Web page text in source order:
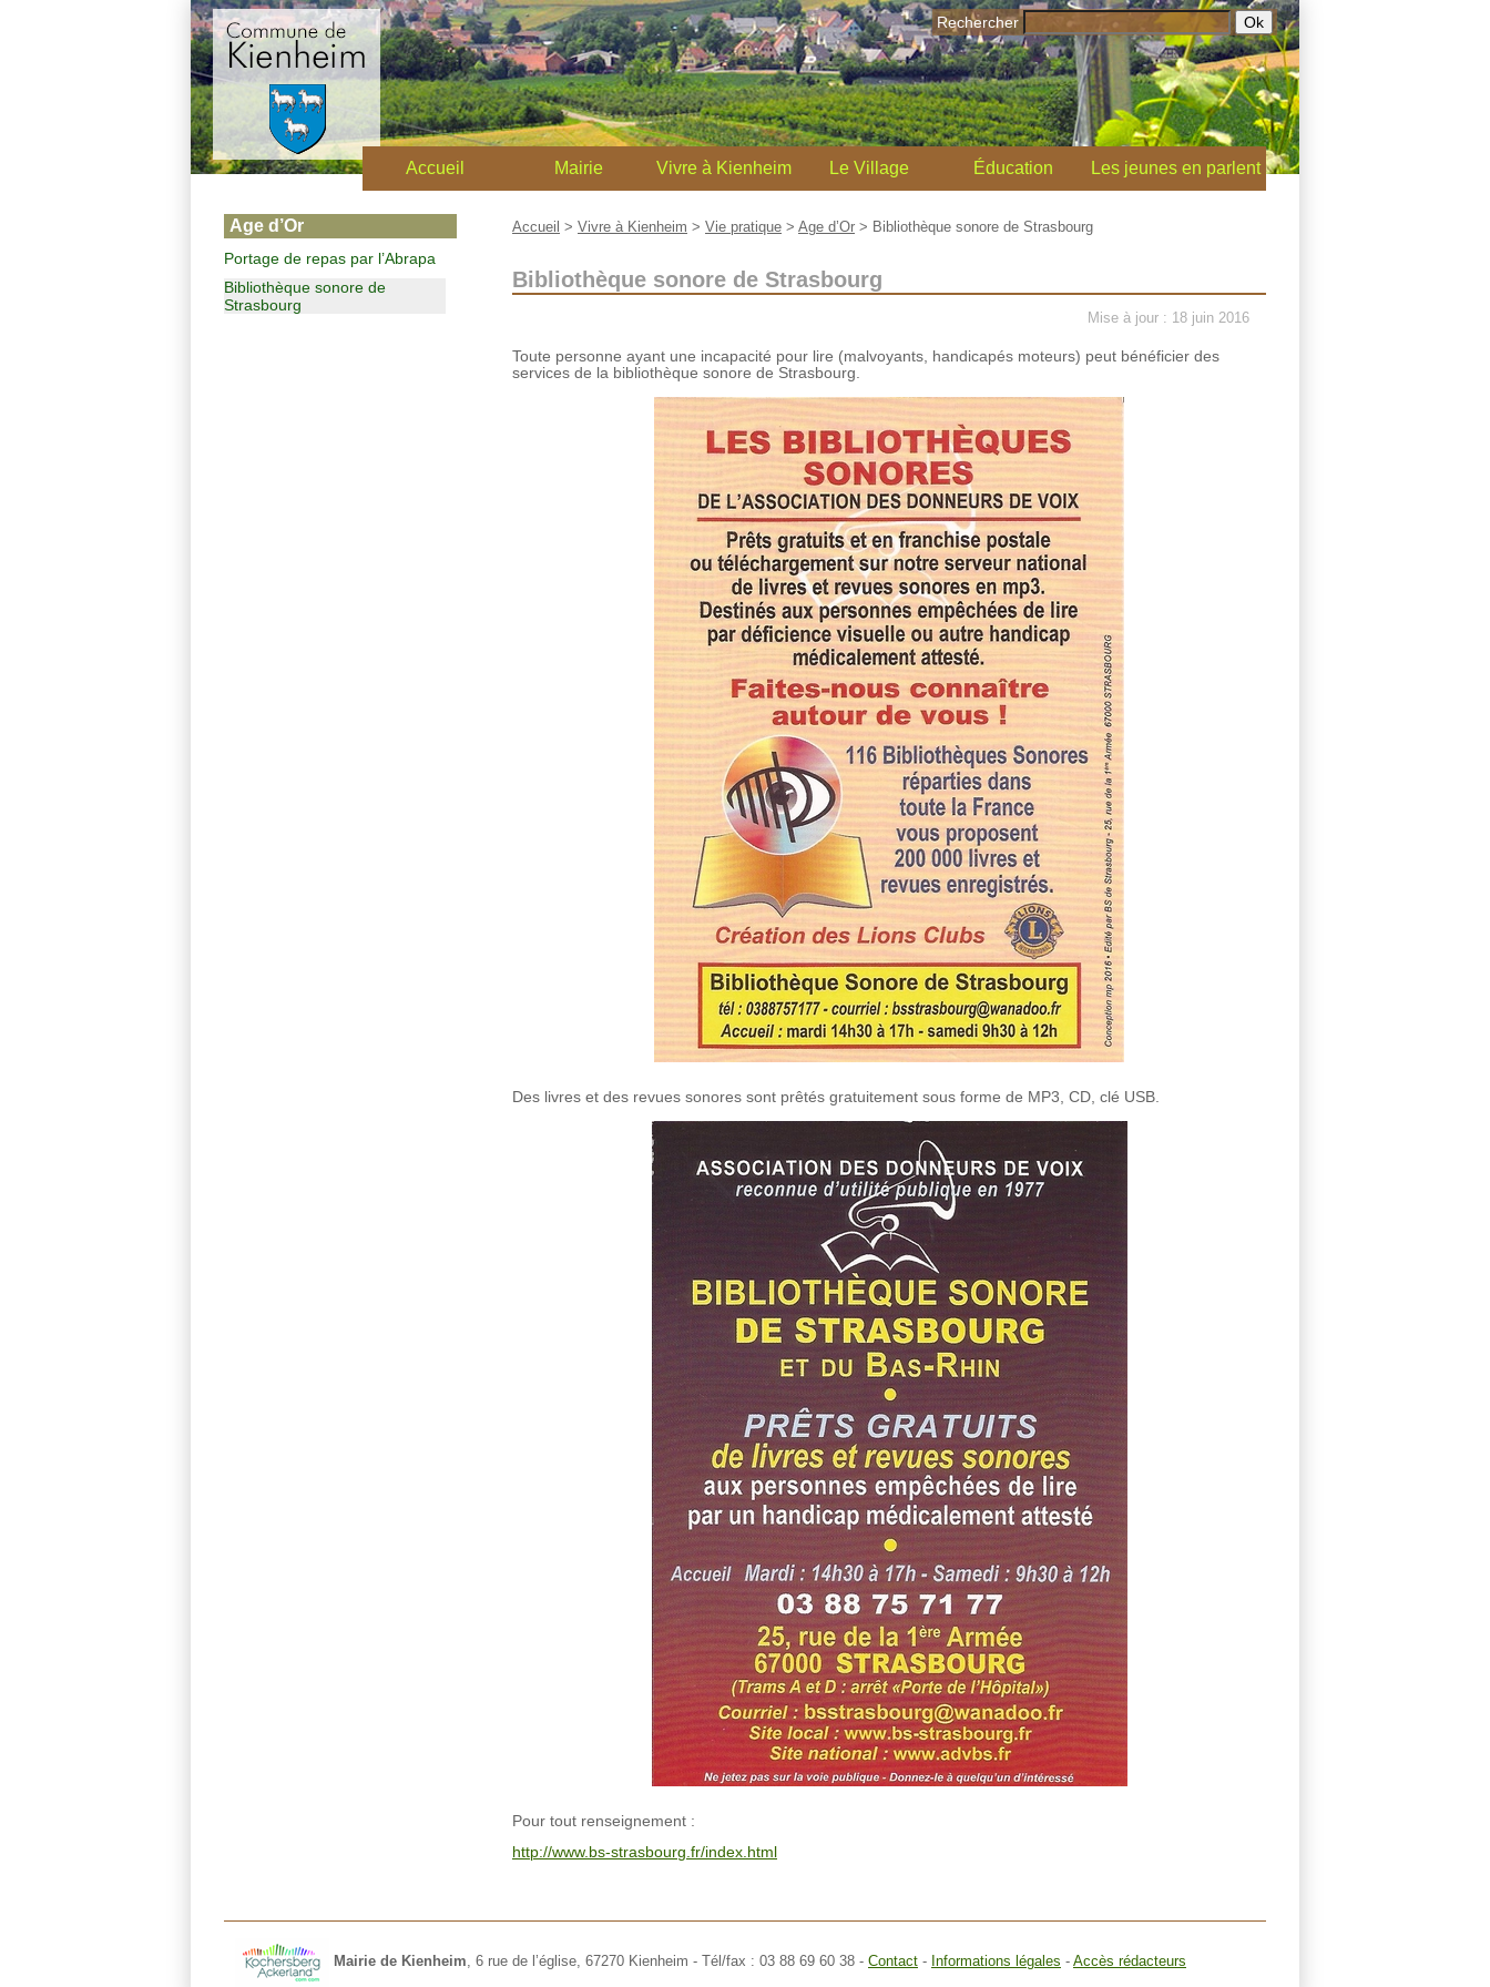
Rechercher
Accueil Mairie Vivre à Kienheim Le Village Éducation Les jeunes en parlent
Age d’Or
Portage de repas par l’Abrapa
Bibliothèque sonore de
Strasbourg
Accueil > Vivre à Kienheim > Vie pratique > Age d’Or > Bibliothèque sonore de Strasbourg
Bibliothèque sonore de Strasbourg
Mise à jour : 18 juin 2016
Toute personne ayant une incapacité pour lire (malvoyants, handicapés moteurs) peut bénéficier des
services de la bibliothèque sonore de Strasbourg.
Des livres et des revues sonores sont prêtés gratuitement sous forme de MP3, CD, clé USB.
Pour tout renseignement :
http://www.bs-strasbourg.fr/index.html
Mairie de Kienheim, 6 rue de l’église, 67270 Kienheim - Tél/fax : 03 88 69 60 38 - Contact - Informations légales - Accès rédacteurs